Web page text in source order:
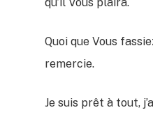
Quoi que Vous
remercie.
Je suis prêt à tout,